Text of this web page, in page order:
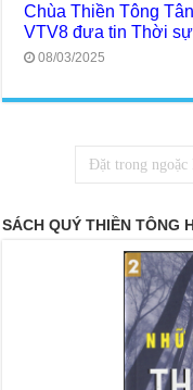
Chùa Thiền Tông
VTV8 đưa tin Thời
08/03/2025
SÁCH QUÝ THIỀN TÔNG